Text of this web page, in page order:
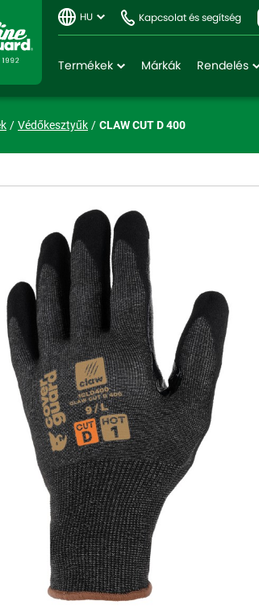
HU Kapcsolat és segítség
Termékek Márkák Rendelés
Védőkesztyűk CLAW CUT D 400